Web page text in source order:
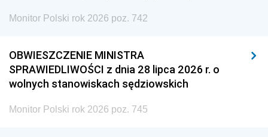
Monitor Polski rok 2026 poz. 742
OBWIESZCZENIE MINISTRA
SPRAWIEDLIWOŚCI z dnia 28 lipca 2026 r. o
wolnych stanowiskach sędziowskich
Monitor Polski rok 2026 poz. 745